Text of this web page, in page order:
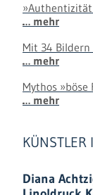
… mehr
Mit 34 Bildern
… mehr
Mythos »böse
… mehr
KÜNSTLER
Diana